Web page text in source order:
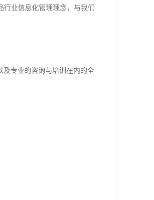
业信息化管理理念，与我们
及专业的咨询与培训在内的全